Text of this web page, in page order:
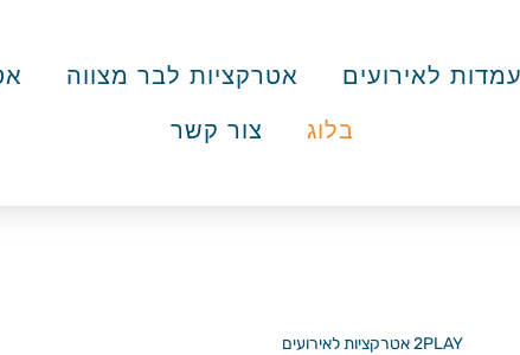
עמדות לאירועים אטרקציות לבר מצווה
בלוג צור קשר
2PLAY אטרקציות לאירועים